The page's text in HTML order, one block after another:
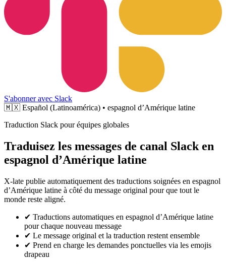
S'abonner avec Slack
🇲🇽 Español (Latinoamérica) • espagnol d’Amérique latine
Traduction Slack pour équipes globales
Traduisez les messages de canal Slack en
espagnol d’Amérique latine
X-late publie automatiquement des traductions soignées en espagnol
d’Amérique latine à côté du message original pour que tout le
monde reste aligné.
✔ Traductions automatiques en espagnol d’Amérique latine
pour chaque nouveau message
✔ Le message original et la traduction restent ensemble
✔ Prend en charge les demandes ponctuelles via les emojis
drapeau